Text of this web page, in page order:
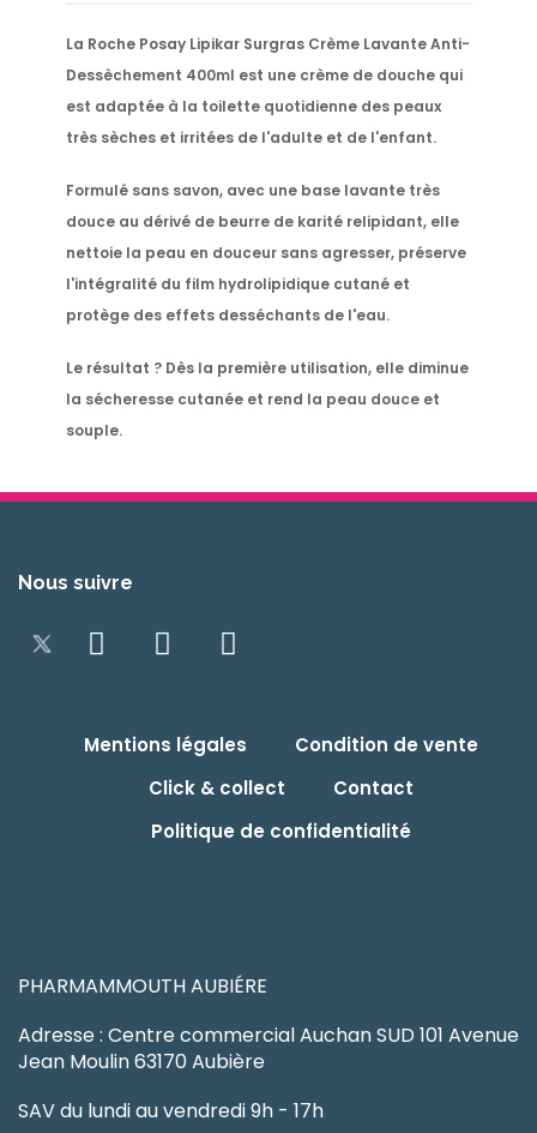
La Roche Posay Lipikar Surgras Crème Lavante Anti-
Dessèchement 400ml est une crème de douche qui
est adaptée à la toilette quotidienne des peaux
très sèches et irritées de l'adulte et de l'enfant.
Formulé sans savon, avec une base lavante très
douce au dérivé de beurre de karité relipidant, elle
nettoie la peau en douceur sans agresser, préserve
l'intégralité du film hydrolipidique cutané et
protège des effets desséchants de l'eau.
Le résultat ? Dès la première utilisation, elle diminue
la sécheresse cutanée et rend la peau douce et
souple.
Nous suivre
Mentions légales
Condition de vente
Click & collect
Contact
Politique de confidentialité
PHARMAMMOUTH AUBIÉRE
Adresse : Centre commercial Auchan SUD 101 Avenue
Jean Moulin 63170 Aubière
SAV du lundi au vendredi 9h - 17h